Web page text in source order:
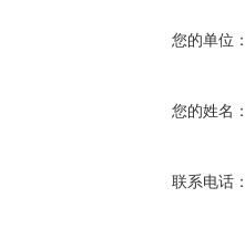
您的单位
您的姓名
联系电话